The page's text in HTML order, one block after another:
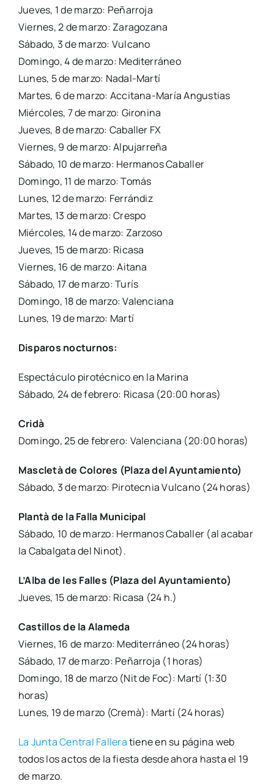
Jue­ves, 1 de mar­zo: Peña­rro­ja
Vier­nes, 2 de mar­zo: Zara­go­za­na
Sába­do, 3 de mar­zo: Vul­cano
Domin­go, 4 de mar­zo: Medi­te­rrá­neo
Lunes, 5 de mar­zo: Nadal-Mar­­tí
Mar­tes, 6 de mar­zo: Acci­­ta­­na-María Angus­tias
Miér­co­les, 7 de mar­zo: Giro­ni­na
Jue­ves, 8 de mar­zo: Caba­ller FX
Vier­nes, 9 de mar­zo: Alpu­ja­rre­ña
Sába­do, 10 de mar­zo: Her­ma­nos Caba­ller
Domin­go, 11 de mar­zo: Tomás
Lunes, 12 de mar­zo: Ferrán­diz
Mar­tes, 13 de mar­zo: Cres­po
Miér­co­les, 14 de mar­zo: Zar­zo­so
Jue­ves, 15 de mar­zo: Rica­sa
Vier­nes, 16 de mar­zo: Aita­na
Sába­do, 17 de mar­zo: Turís
Domin­go, 18 de mar­zo: Valen­cia­na
Lunes, 19 de mar­zo: Mar­tí
Dis­pa­ros noc­tur­nos:
Espec­tácu­lo piro­téc­ni­co en la Mari­na
Sába­do, 24 de febre­ro: Rica­sa (20:00 horas)
Cri­dà
Domin­go, 25 de febre­ro: Valen­cia­na (20:00 horas)
Mas­cle­tà de Colo­res (Pla­za del Ayun­ta­mien­to)
Sába­do, 3 de mar­zo: Piro­tec­nia Vul­cano (24 horas)
Plan­tà de la Falla Muni­ci­pal
Sába­do, 10 de mar­zo: Her­ma­nos Caba­ller (al aca­bar
la Cabal­ga­ta del Ninot).
L’Al­ba de les Falles (Pla­za del Ayun­ta­mien­to)
Jue­ves, 15 de mar­zo: Rica­sa (24 h.)
Cas­ti­llos de la Ala­me­da
Vier­nes, 16 de mar­zo: Medi­te­rrá­neo (24 horas)
Sába­do, 17 de mar­zo: Peña­rro­ja (1 horas)
Domin­go, 18 de mar­zo (Nit de Foc): Mar­tí (1:30
horas)
Lunes, 19 de mar­zo (Cre­mà): Mar­tí (24 horas)
La Jun­ta Cen­tral Falle­ratie­ne en su pági­na web
todos los actos de la fies­ta des­de aho­ra has­ta el 19
de mar­zo.